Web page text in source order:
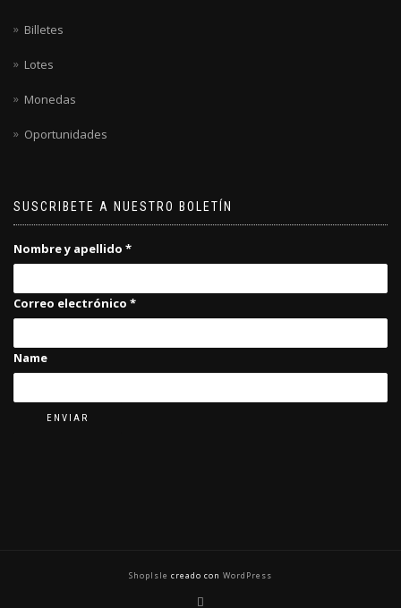
Billetes
Lotes
Monedas
Oportunidades
SUSCRIBETE A NUESTRO BOLETÍN
Nombre y apellido *
Correo electrónico *
Name
ENVIAR
ShopIsle creado con WordPress